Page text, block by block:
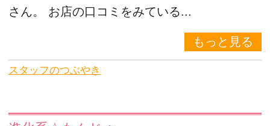
さん。 お店の口コミをみている...
もっと見る
スタッフのつぶやき